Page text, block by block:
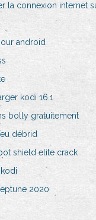
la connexion internet
android
kodi 16.1
bolly gratuitement
débrid
shield elite crack
2020